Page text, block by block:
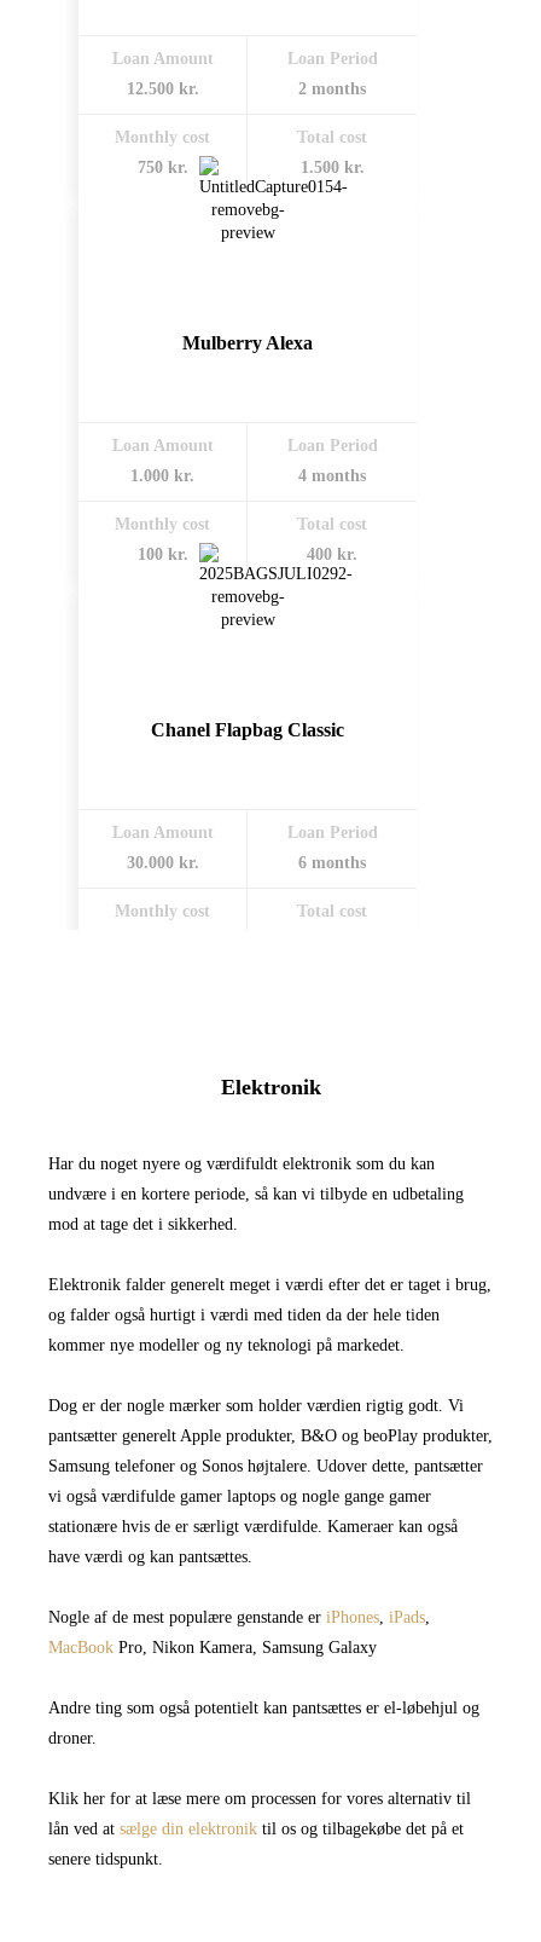
Loan Amount
12.500 kr.
Loan Period
2 months
Monthly cost
750 kr.
Total cost
1.500 kr.
Mulberry Alexa
Loan Amount
1.000 kr.
Loan Period
4 months
Monthly cost
100 kr.
Total cost
400 kr.
Chanel Flapbag Classic
Loan Amount
30.000 kr.
Loan Period
6 months
Monthly cost
Total cost
Elektronik
Har du noget nyere og værdifuldt elektronik som du kan
undvære i en kortere periode, så kan vi tilbyde en udbetaling
mod at tage det i sikkerhed.
Elektronik falder generelt meget i værdi efter det er taget i brug,
og falder også hurtigt i værdi med tiden da der hele tiden
kommer nye modeller og ny teknologi på markedet.
Dog er der nogle mærker som holder værdien rigtig godt. Vi
pantsætter generelt Apple produkter, B&O og beoPlay produkter,
Samsung telefoner og Sonos højtalere. Udover dette, pantsætter
vi også værdifulde gamer laptops og nogle gange gamer
stationære hvis de er særligt værdifulde. Kameraer kan også
have værdi og kan pantsættes.
Nogle af de mest populære genstande er iPhones, iPads,
MacBook Pro, Nikon Kamera, Samsung Galaxy
Andre ting som også potentielt kan pantsættes er el-løbehjul og
droner.
Klik her for at læse mere om processen for vores alternativ til
lån ved at sælge din elektronik til os og tilbagekøbe det på et
senere tidspunkt.